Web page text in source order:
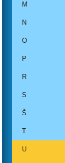
M
N
O
P
R
S
Š
T
U